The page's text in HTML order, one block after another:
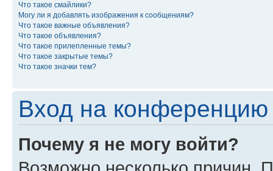
Что такое смайлики?
Могу ли я добавлять изображения к сообщениям?
Что такое важные объявления?
Что такое объявления?
Что такое прилепленные темы?
Что такое закрытые темы?
Что такое значки тем?
Вход на конференцию
Почему я не могу войти?